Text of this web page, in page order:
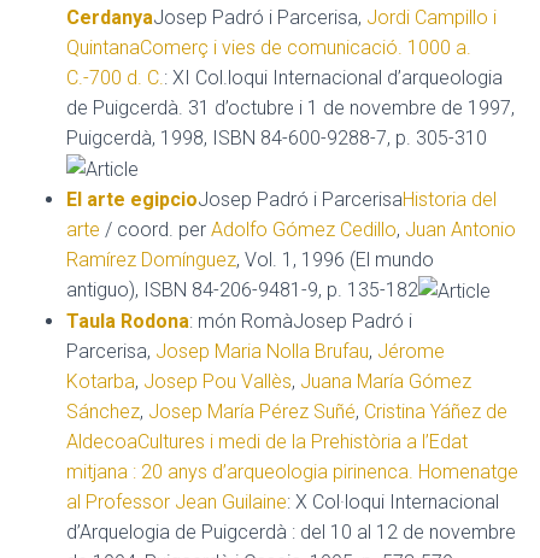
CerdanyaJosep Padró i Parcerisa, Jordi Campillo i
QuintanaComerç i vies de comunicació. 1000 a.
C.-700 d. C.: XI Col.loqui Internacional d’arqueologia
de Puigcerdà. 31 d’octubre i 1 de novembre de 1997,
Puigcerdà, 1998, ISBN 84-600-9288-7, p. 305-310
El arte egipcioJosep Padró i ParcerisaHistoria del
arte / coord. per Adolfo Gómez Cedillo, Juan Antonio
Ramírez Domínguez, Vol. 1, 1996 (El mundo
antiguo), ISBN 84-206-9481-9, p. 135-182
Taula Rodona: món RomàJosep Padró i
Parcerisa, Josep Maria Nolla Brufau, Jérome
Kotarba, Josep Pou Vallès, Juana María Gómez
Sánchez, Josep María Pérez Suñé, Cristina Yáñez de
AldecoaCultures i medi de la Prehistòria a l’Edat
mitjana : 20 anys d’arqueologia pirinenca. Homenatge
al Professor Jean Guilaine: X Col·loqui Internacional
d’Arquelogia de Puigcerdà : del 10 al 12 de novembre